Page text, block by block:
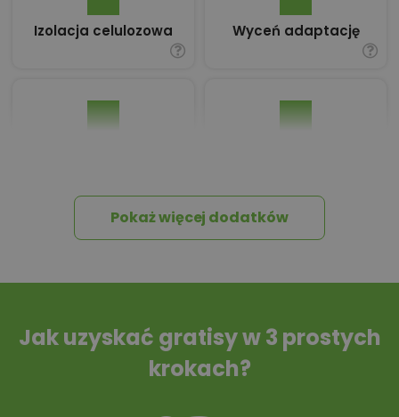
Izolacja celulozowa Wyceń adaptację
Tablica informacyjna
Przydomowa
Pokaż więcej dodatków
Jak uzyskać gratisy w 3 prostych
krokach?